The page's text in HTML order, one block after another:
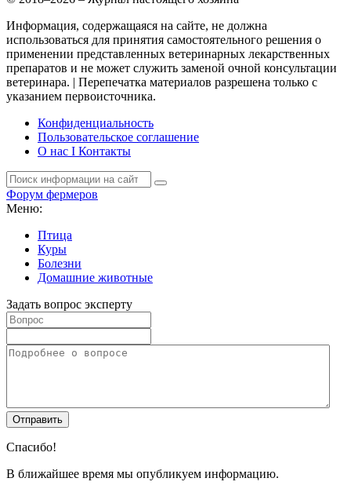
Информация, содержащаяся на сайте, не должна
использоваться для принятия самостоятельного решения о
применении представленных ветеринарных лекарственных
препаратов и не может служить заменой очной консультации
ветеринара. | Перепечатка материалов разрешена только с
указанием первоисточника.
Конфиденциальность
Пользовательское соглашение
О нас I Контакты
Форум фермеров
Меню:
Птица
Куры
Болезни
Домашние животные
Задать вопрос эксперту
Спасибо!
В ближайшее время мы опубликуем информацию.